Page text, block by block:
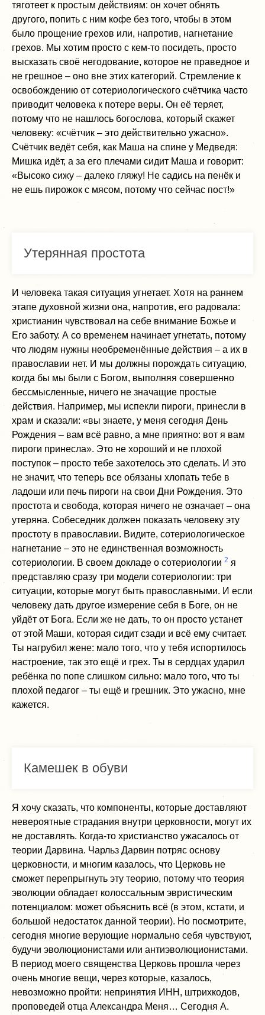
тяготеет к простым действиям: он хочет обнять
другого, попить с ним кофе без того, чтобы в этом
было прощение грехов или, напротив, нагнетание
грехов. Мы хотим просто с кем-то посидеть, просто
высказать своё негодование, которое не праведное и
не грешное – оно вне этих категорий. Стремление к
освобождению от сотериологического счётчика часто
приводит человека к потере веры. Он её теряет,
потому что не нашлось богослова, который скажет
человеку: «счётчик – это действительно ужасно».
Счётчик ведёт себя, как Маша на спине у Медведя:
Мишка идёт, а за его плечами сидит Маша и говорит:
«Высоко сижу – далеко гляжу! Не садись на пенёк и
не ешь пирожок с мясом, потому что сейчас пост!»
Утерянная простота
И человека такая ситуация угнетает. Хотя на раннем
этапе духовной жизни она, напротив, его радовала:
христианин чувствовал на себе внимание Божье и
Его заботу. А со временем начинает угнетать, потому
что людям нужны необременённые действия – а их в
православии нет. И мы должны порождать ситуацию,
когда бы мы были с Богом, выполняя совершенно
бессмысленные, ничего не значащие простые
действия. Например, мы испекли пироги, принесли в
храм и сказали: «вы знаете, у меня сегодня День
Рождения – вам всё равно, а мне приятно: вот я вам
пироги принесла». Это не хороший и не плохой
поступок – просто тебе захотелось это сделать. И это
не значит, что теперь все обязаны хлопать тебе в
ладоши или печь пироги на свои Дни Рождения. Это
простота и свобода, которая ничего не означает – она
утеряна. Собеседник должен показать человеку эту
простоту в православии. Видите, сотериологическое
нагнетание – это не единственная возможность
сотериологии. В своем докладе о сотериологии 2 я
представляю сразу три модели сотериологии: три
ситуации, которые могут быть православными. И если
человеку дать другое измерение себя в Боге, он не
уйдёт от Бога. Если же не дать, то он просто устанет
от этой Маши, которая сидит сзади и всё ему считает.
Ты нагрубил жене: мало того, что у тебя испортилось
настроение, так это ещё и грех. Ты в сердцах ударил
ребёнка по попе слишком сильно: мало того, что ты
плохой педагог – ты ещё и грешник. Это ужасно, мне
кажется.
Камешек в обуви
Я хочу сказать, что компоненты, которые доставляют
невероятные страдания внутри церковности, могут их
не доставлять. Когда-то христианство ужасалось от
теории Дарвина. Чарльз Дарвин потряс основу
церковности, и многим казалось, что Церковь не
сможет перепрыгнуть эту теорию, потому что теория
эволюции обладает колоссальным эвристическим
потенциалом: может объяснить всё (в этом, кстати, и
большой недостаток данной теории). Но посмотрите,
сегодня многие верующие нормально себя чувствуют,
будучи эволюционистами или антиэволюционистами.
В период моего священства Церковь прошла через
очень многие вещи, через которые, казалось,
невозможно пройти: непринятия ИНН, штрихкодов,
проповедей отца Александра Меня… Сегодня А.